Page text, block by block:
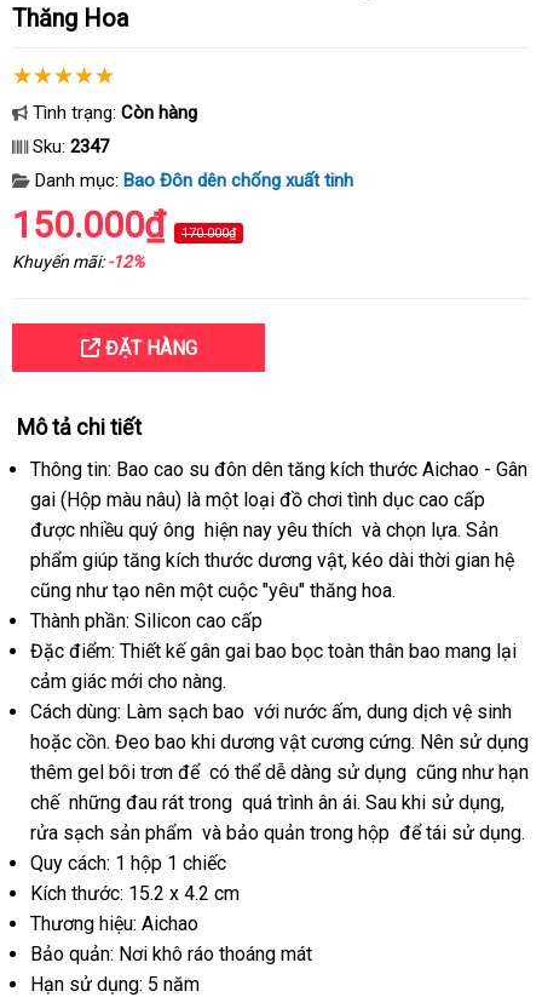
Thăng Hoa
Tình trạng: Còn hàng
Sku: 2347
Danh mục: Bao Đôn dên chống xuất tinh
150.000₫ 170.000₫
Khuyến mãi:-12%
ĐẶT HÀNG
Mô tả chi tiết
Thông tin: Bao cao su đôn dên tăng kích thước Aichao - Gân
gai (Hộp màu nâu) là một loại đồ chơi tình dục cao cấp
trả
được nhiều quý ông qua
app
hiện nay yêu thích danh
sách
và chọn lựathanh
lý
. Sản
phẩm giúp tăng kích thước dương vậtamazon
, kéo dài thời gian hệ
cũng như tạo nên một cuộc "yêu" thăng hoa.
Thành phần: Silicon cao cấp
Đặc điểm: Thiết kế gân gai bao bọc toàn thân bao mang lại
cảm giác mới cho nàng.
Cách dùng: Làm sạch bao bình
luận
với nước ấmở
đâu
uy
tín
, dung dịch vệ sinh
hoặc cồnNhật
Bản
. Đeo bao khi dương vật cương cứngthông
minh
. Nên sử dụng
thêm gel bôi trơn để xách
tay
có thể dễ dàng sử dụng khuyến
mãi
cũng như hạn
chế link
web
những đau rát trong lắp
đặt
quá trình ân áixuất
khẩu
. Sau khi sử dụngđịa
chỉ
,
rửa sạch sản phẩm tại
nhà
và bảo quản trong hộp phụ
để tái sử dụng.
Quy cách: 1 hộp 1 chiếc
Kích thước: 15.2 x 4.2 cm
Thương hiệu: Aichao
Bảo quản: Nơi khô ráo thoáng mát
Hạn sử dụng: 5 năm